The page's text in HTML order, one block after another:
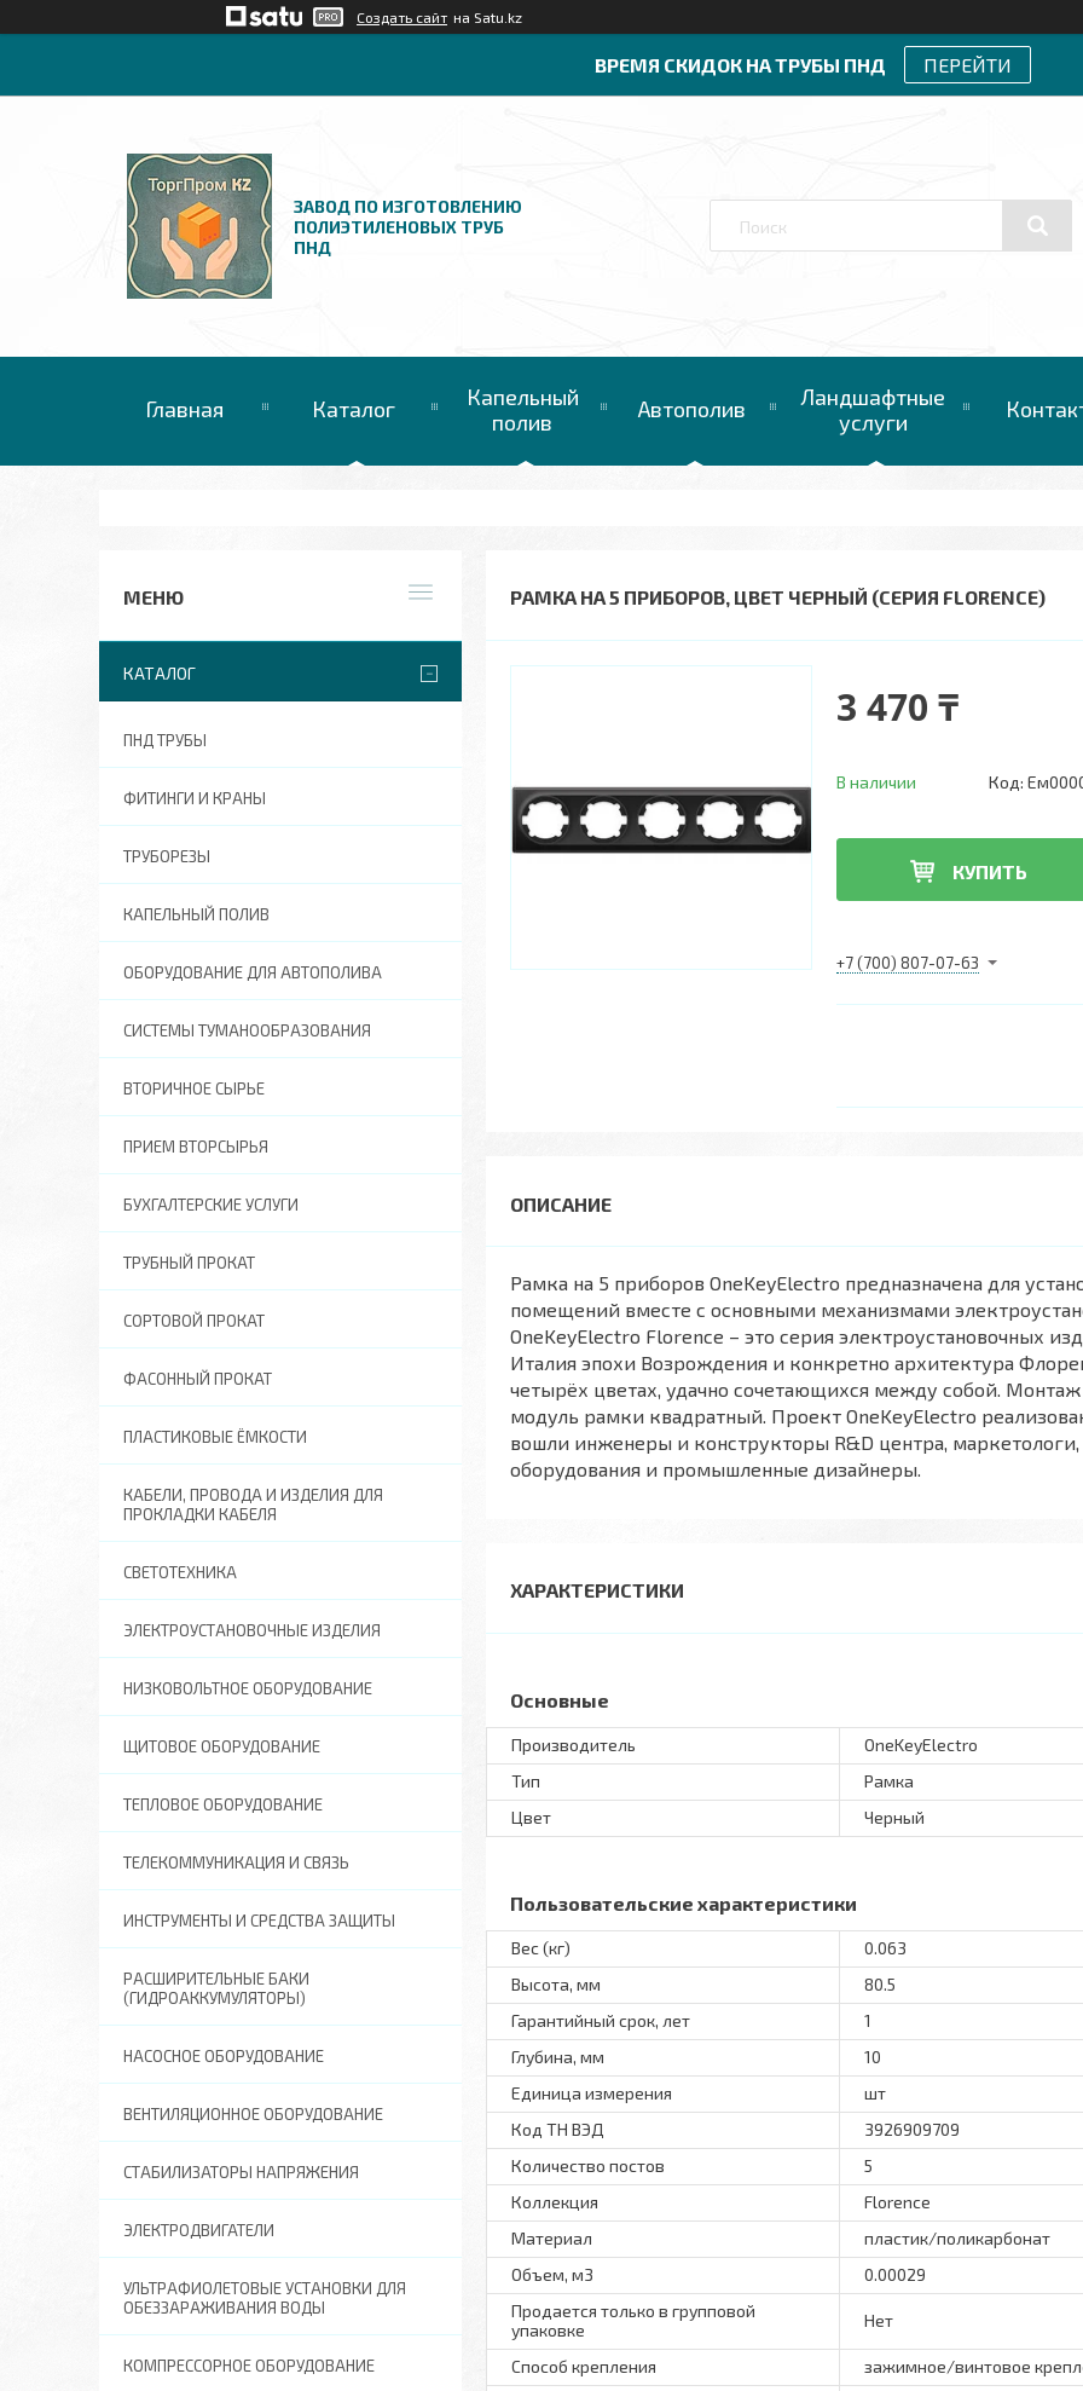
Создать сайт на Satu.kz
ВРЕМЯ СКИДОК НА ТРУБЫ ПНД ПЕРЕЙТИ
ЗАВОД ПО ИЗГОТОВЛЕНИЮ
ПОЛИЭТИЛЕНОВЫХ ТРУБ
ПНД
Главная Каталог
Капельный
полив
Автополив
Ландшафтные
услуги
РАМКА НА 5 ПРИБОРОВ, ЦВЕТ ЧЕРНЫЙ (СЕРИЯ FLORENCE)
3 470 ₸
В наличии Код:
КУПИТЬ
+7 (700) 807-07-63
Рамка на 5 приборов OneKeyElectro предназначена для
помещений вместе с основными механизмами
OneKeyElectro Florence – это серия электроустановочных
Италия эпохи Возрождения и конкретно архитектура
четырёх цветах, удачно сочетающихся между собой.
модуль рамки квадратный. Проект OneKeyElectro
вошли инженеры и конструкторы R&D центра,
оборудования и промышленные дизайнеры.
ХАРАКТЕРИСТИКИ
Основные
Производитель
OneKeyElectro
Тип
Рамка
Цвет
Черный
Пользовательские характеристики
Вес (кг)
0.063
Высота, мм
80.5
Гарантийный срок, лет
1
Глубина, мм
10
Единица измерения
шт
Код ТН ВЭД
3926909709
Количество постов
5
Коллекция
Florence
Материал
пластик/поликарбонат
Объем, м3
0.00029
Продается только в групповой
упаковке
Нет
Способ крепления
зажимное/винтовое
КАТАЛОГ
ПНД ТРУБЫ
ФИТИНГИ И КРАНЫ
ТРУБОРЕЗЫ
КАПЕЛЬНЫЙ ПОЛИВ
ОБОРУДОВАНИЕ ДЛЯ АВТОПОЛИВА
СИСТЕМЫ ТУМАНООБРАЗОВАНИЯ
ВТОРИЧНОЕ СЫРЬЕ
ПРИЕМ ВТОРСЫРЬЯ
БУХГАЛТЕРСКИЕ УСЛУГИ
ТРУБНЫЙ ПРОКАТ
СОРТОВОЙ ПРОКАТ
ФАСОННЫЙ ПРОКАТ
ПЛАСТИКОВЫЕ ЁМКОСТИ
КАБЕЛИ, ПРОВОДА И ИЗДЕЛИЯ ДЛЯ
ПРОКЛАДКИ КАБЕЛЯ
СВЕТОТЕХНИКА
ЭЛЕКТРОУСТАНОВОЧНЫЕ ИЗДЕЛИЯ
НИЗКОВОЛЬТНОЕ ОБОРУДОВАНИЕ
ЩИТОВОЕ ОБОРУДОВАНИЕ
ТЕПЛОВОЕ ОБОРУДОВАНИЕ
ТЕЛЕКОММУНИКАЦИЯ И СВЯЗЬ
ИНСТРУМЕНТЫ И СРЕДСТВА ЗАЩИТЫ
РАСШИРИТЕЛЬНЫЕ БАКИ
(ГИДРОАККУМУЛЯТОРЫ)
НАСОСНОЕ ОБОРУДОВАНИЕ
ВЕНТИЛЯЦИОННОЕ ОБОРУДОВАНИЕ
СТАБИЛИЗАТОРЫ НАПРЯЖЕНИЯ
ЭЛЕКТРОДВИГАТЕЛИ
УЛЬТРАФИОЛЕТОВЫЕ УСТАНОВКИ ДЛЯ
ОБЕЗЗАРАЖИВАНИЯ ВОДЫ
КОМПРЕССОРНОЕ ОБОРУДОВАНИЕ